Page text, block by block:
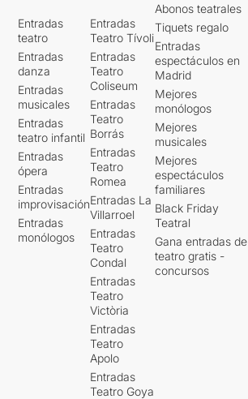
Entradas
teatro
Entradas
danza
Entradas
musicales
Entradas
teatro infantil
Entradas
ópera
Entradas
improvisación
Entradas
monólogos
Entradas
Teatro Tívoli
Entradas
Teatro
Coliseum
Entradas
Teatro
Borrás
Entradas
Teatro
Romea
Entradas La
Villarroel
Entradas
Teatro
Condal
Entradas
Teatro
Victòria
Entradas
Teatro
Apolo
Entradas
Teatro Goya
Abonos teatrales
Tiquets regalo
Entradas
espectáculos en
Madrid
Mejores
monólogos
Mejores
musicales
Mejores
espectáculos
familiares
Black Friday
Teatral
Gana entradas de
teatro gratis -
concursos